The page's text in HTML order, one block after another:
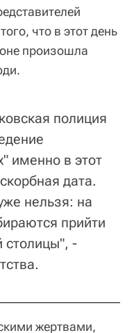
что в этот день
произошла
полиция
именно в этот
дата.
нельзя: на
прийти
столицы", -
жертвами,